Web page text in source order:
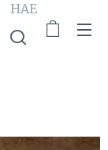
HAE